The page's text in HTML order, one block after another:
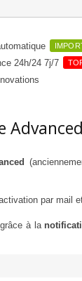
24h/24 7j/7
Advanced
par mail
à la